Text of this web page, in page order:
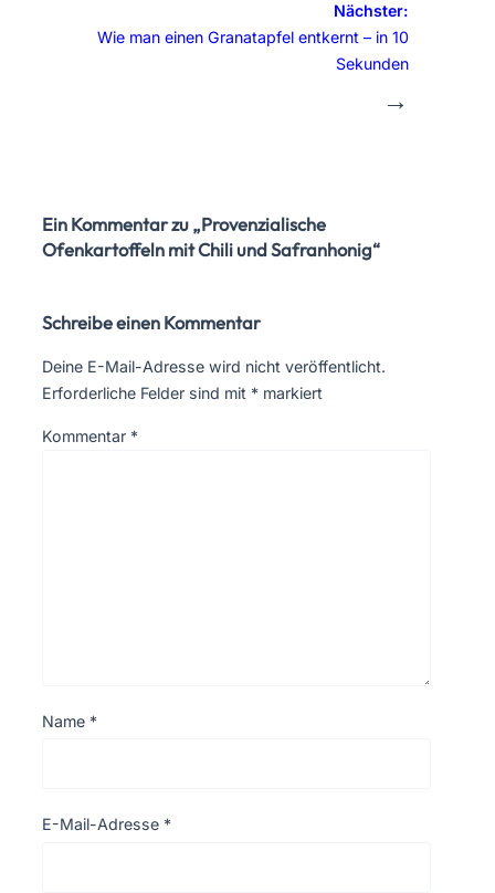
Nächster:
Wie man einen Granatapfel entkernt – in 10
Sekunden
→
Ein Kommentar zu „Provenzialische
Ofenkartoffeln mit Chili und Safranhonig“
Schreibe einen Kommentar
Deine E-Mail-Adresse wird nicht veröffentlicht.
Erforderliche Felder sind mit * markiert
Kommentar *
Name *
E-Mail-Adresse *